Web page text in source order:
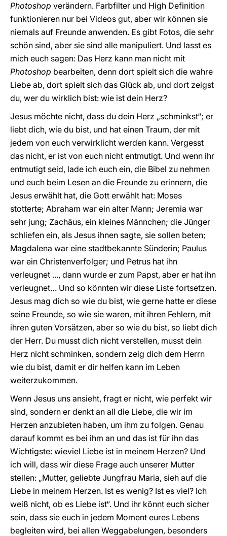
Photoshop verändern. Farbfilter und High Definition
funktionieren nur bei Videos gut, aber wir können sie
niemals auf Freunde anwenden. Es gibt Fotos, die sehr
schön sind, aber sie sind alle manipuliert. Und lasst es
mich euch sagen: Das Herz kann man nicht mit
Photoshop bearbeiten, denn dort spielt sich die wahre
Liebe ab, dort spielt sich das Glück ab, und dort zeigst
du, wer du wirklich bist: wie ist dein Herz?
Jesus möchte nicht, dass du dein Herz „schminkst“; er
liebt dich, wie du bist, und hat einen Traum, der mit
jedem von euch verwirklicht werden kann. Vergesst
das nicht, er ist von euch nicht entmutigt. Und wenn ihr
entmutigt seid, lade ich euch ein, die Bibel zu nehmen
und euch beim Lesen an die Freunde zu erinnern, die
Jesus erwählt hat, die Gott erwählt hat: Moses
stotterte; Abraham war ein alter Mann; Jeremia war
sehr jung; Zachäus, ein kleines Männchen; die Jünger
schliefen ein, als Jesus ihnen sagte, sie sollen beten;
Magdalena war eine stadtbekannte Sünderin; Paulus
war ein Christenverfolger; und Petrus hat ihn
verleugnet ..., dann wurde er zum Papst, aber er hat ihn
verleugnet… Und so könnten wir diese Liste fortsetzen.
Jesus mag dich so wie du bist, wie gerne hatte er diese
seine Freunde, so wie sie waren, mit ihren Fehlern, mit
ihren guten Vorsätzen, aber so wie du bist, so liebt dich
der Herr. Du musst dich nicht verstellen, musst dein
Herz nicht schminken, sondern zeig dich dem Herrn
wie du bist, damit er dir helfen kann im Leben
weiterzukommen.
Wenn Jesus uns ansieht, fragt er nicht, wie perfekt wir
sind, sondern er denkt an all die Liebe, die wir im
Herzen anzubieten haben, um ihm zu folgen. Genau
darauf kommt es bei ihm an und das ist für ihn das
Wichtigste: wieviel Liebe ist in meinem Herzen? Und
ich will, dass wir diese Frage auch unserer Mutter
stellen: „Mutter, geliebte Jungfrau Maria, sieh auf die
Liebe in meinem Herzen. Ist es wenig? Ist es viel? Ich
weiß nicht, ob es Liebe ist“. Und ihr könnt euch sicher
sein, dass sie euch in jedem Moment eures Lebens
begleiten wird, bei allen Weggabelungen, besonders